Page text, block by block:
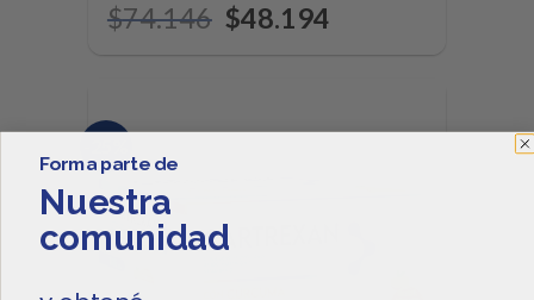
$74.146 $48.194
Forma parte de
Nuestra
comunidad